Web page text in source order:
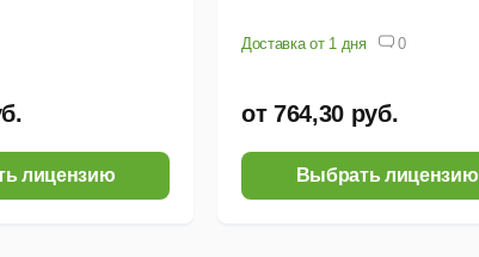
лицензию
Доставка от 1 дня 0
от 764,30 руб.
Выбрать лицензию